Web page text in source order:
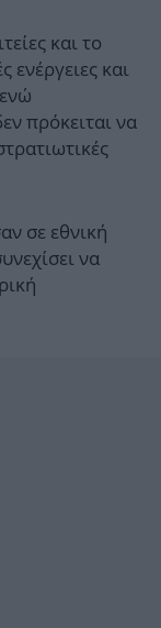
και το
ενέργειες και
πρόκειται να
σε εθνική
να